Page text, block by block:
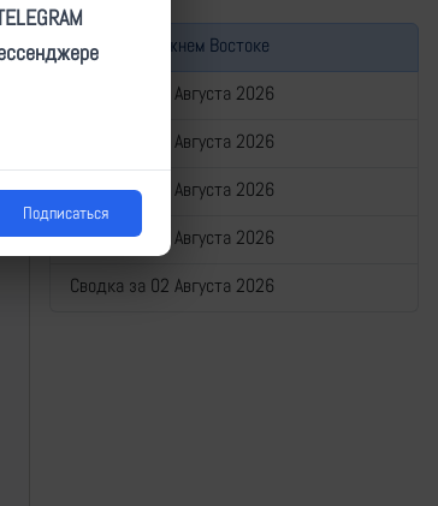
Война на Ближнем Востоке
Сводка за 06 Августа 2026
Сводка за 05 Августа 2026
Сводка за 04 Августа 2026
Сводка за 03 Августа 2026
Сводка за 02 Августа 2026
Подписаться